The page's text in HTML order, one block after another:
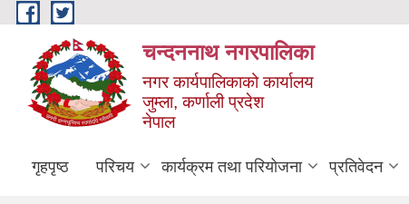
Skip to main content
चन्दननाथ नगरपालिका
नगर कार्यपालिकाको कार्यालय
जुम्ला, कर्णाली प्रदेश
नेपाल
गृहपृष्ठ परिचय कार्यक्रम तथा परियोजना प्रतिवेदन